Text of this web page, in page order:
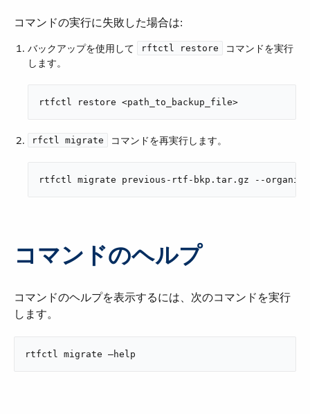
コマンドの実行に失敗した場合は:
バックアップを使用して ​ rftctl restore
​ コマンドを実行
します。
rtfctl restore <path_to_backup_file>
rfctl migrate ​ コマンドを再実行します。
rtfctl migrate previous-rtf-bkp.tar.gz --
コマンドのヘルプ
コマンドのヘルプを表示するには、次のコマンドを実行
します。
rtfctl migrate –help